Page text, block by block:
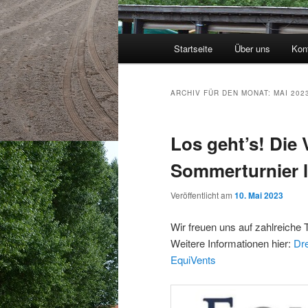
Startseite Über uns
ARCHIV FÜR DEN MONAT: MAI
Los geht’s!
Sommerturnier
Veröffentlicht am 10. Mai 2023
Wir freuen uns auf zahlreiche
Weitere Informationen hier:
EquiVents